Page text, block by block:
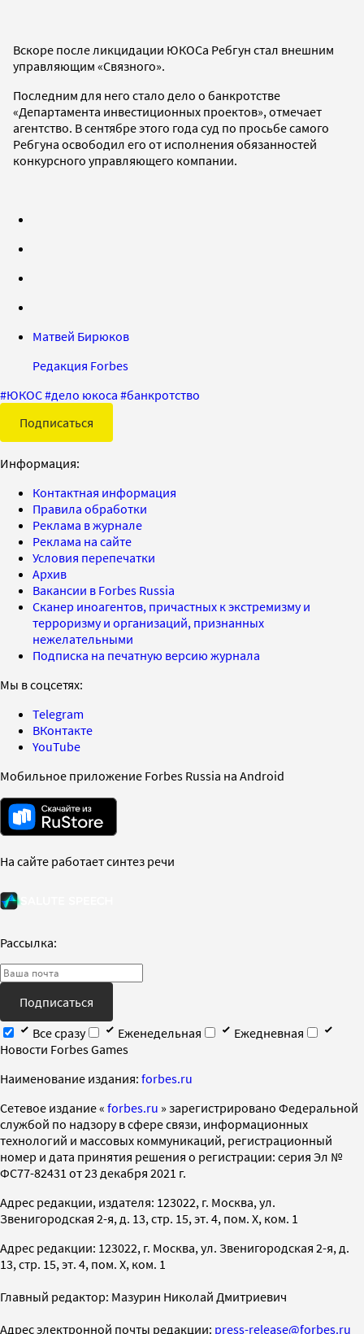
Вскоре после ликцидации ЮКОСа Ребгун стал внешним
управляющим «Связного».
Последним для него стало дело о банкротстве
«Департамента инвестиционных проектов», отмечает
агентство. В сентябре этого года суд по просьбе самого
Ребгуна освободил его от исполнения обязанностей
конкурсного управляющего компании.
Матвей Бирюков
Редакция Forbes
#ЮКОС#дело юкоса #банкротство
Подписаться
Информация:
Контактная информация
Правила обработки
Реклама в журнале
Реклама на сайте
Условия перепечатки
Архив
Вакансии в Forbes Russia
Сканер иноагентов, причастных к экстремизму и
терроризму и организаций, признанных
нежелательными
Подписка на печатную версию журнала
Мы в соцсетях:
Telegram
ВКонтакте
YouTube
Мобильное приложение Forbes Russia на Android
На сайте работает синтез речи
Рассылка:
Подписаться
Все сразу
Еженедельная
Ежедневная
Новости Forbes Games
Наименование издания: forbes.ru
Cетевое издание « forbes.ru » зарегистрировано Федеральной
службой по надзору в сфере связи, информационных
технологий и массовых коммуникаций, регистрационный
номер и дата принятия решения о регистрации: серия Эл №
ФС77-82431 от 23 декабря 2021 г.
Адрес редакции, издателя: 123022, г. Москва, ул.
Звенигородская 2-я, д. 13, стр. 15, эт. 4, пом. X, ком. 1
Адрес редакции: 123022, г. Москва, ул. Звенигородская 2-я, д.
13, стр. 15, эт. 4, пом. X, ком. 1
Главный редактор: Мазурин Николай Дмитриевич
Адрес электронной почты редакции: press-release@forbes.ru